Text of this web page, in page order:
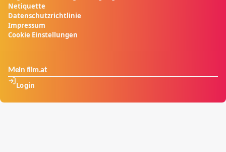
Netiquette
Datenschutzrichtlinie
Impressum
Cookie Einstellungen
Mein film.at
Login